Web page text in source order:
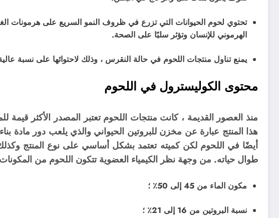
تحتوي لحوم الحيوانات التي تزرع في ظروف النمو السريع على هرمونات
الهرموني للإنسان وتؤثر سلبًا على الصحة.
يمنع تناول منتجات اللحوم في حالة النقرس ، وذلك لاحتوائها على نسبة
محتوى الكوليسترول في اللحوم
منذ العصور القديمة ، كانت منتجات اللحوم تعتبر المصدر الأكثر قيمة
هذا المنتج عبارة عن مخزن للبروتين الحيواني والذي يلعب دور مادة
أيضًا في اللحوم لكن كميته تعتمد بشكل أساسي على نوع المنتج
طوال حياته. من وجهة نظر الكيمياء العضوية تتكون اللحوم من المكونات
مكون الماء من 45 إلى 50٪ ؛
نسبة البروتين من 16 إلى 21٪ ؛